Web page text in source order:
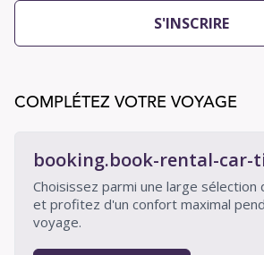
S'INSCRIRE
COMPLÉTEZ VOTRE VOYAGE
booking.book-rental-car-
Choisissez parmi une large sélection
et profitez d'un confort maximal
voyage.